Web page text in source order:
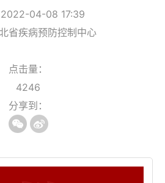
2022-04-08 17:39
省疾病预防控制中心
点击量：
4246
分享到：